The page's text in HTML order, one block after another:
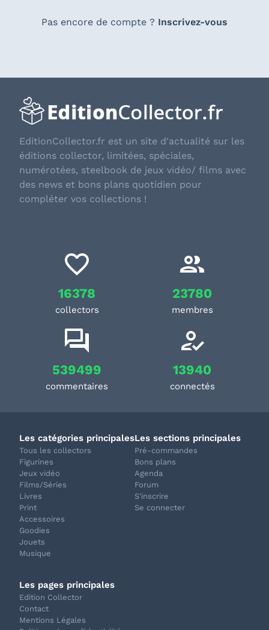
Pas encore de compte ? Inscrivez-vous
EditionCollector.fr est un site d'actualité sur les
éditions collector, limitées, spéciales,
numérotées, steelbook de jeux vidéo/ films avec
des news et bons plans quotidien pour
compléter vos collections !
16378
collectors
23780
membres
539499
commentaires
13940
connectés
Les catégories principales
Tous les collectors
Figurines
Jeux vidéo
Films/Séries
Livres
Print
Accessoires
Goodies
Jouets
Musique
Les sections principales
Pré-commandes
Bons plans
Agenda
Forum
S'inscrire
Se connecter
Les pages principales
Edition Collector
Contact
Mentions Légales